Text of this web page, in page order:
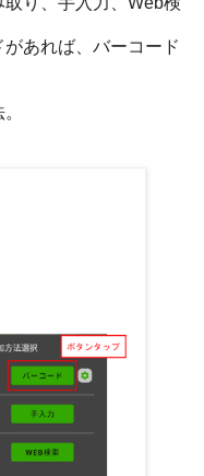
あれば、バーコード